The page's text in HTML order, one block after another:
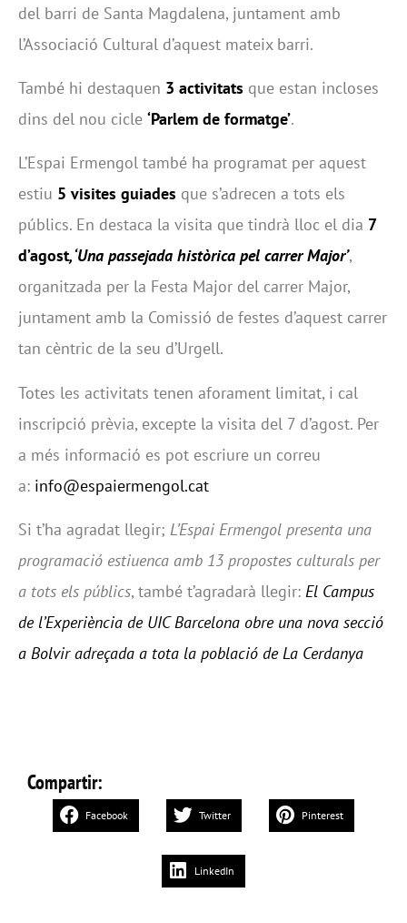
del barri de Santa Magdalena, juntament amb
l’Associació Cultural d’aquest mateix barri.
També hi destaquen 3 activitats que estan incloses
dins del nou cicle ‘Parlem de formatge’.
L’Espai Ermengol també ha programat per aquest
estiu 5 visites guiades que s’adrecen a tots els
públics. En destaca la visita que tindrà lloc el dia 7
d’agost, ‘Una passejada històrica pel carrer Major’,
organitzada per la Festa Major del carrer Major,
juntament amb la Comissió de festes d’aquest carrer
tan cèntric de la seu d’Urgell.
Totes les activitats tenen aforament limitat, i cal
inscripció prèvia, excepte la visita del 7 d’agost. Per
a més informació es pot escriure un correu
a: info@espaiermengol.cat
Si t’ha agradat llegir; L’Espai Ermengol presenta una
programació estiuenca amb 13 propostes culturals per
a tots els públics, també t’agradarà llegir: El Campus
de l’Experiència de UIC Barcelona obre una nova secció
a Bolvir adreçada a tota la població de La Cerdanya
Compartir:
Facebook Twitter Pinterest
LinkedIn